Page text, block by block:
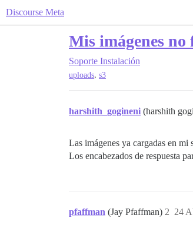
Discourse Meta
Mis imágenes no
Soporte Instalación
uploads, s3
harshith_gogineni (harshith
Las imágenes ya cargadas en mi
Los encabezados de respuesta
pfaffman (Jay Pfaffman) 24
2